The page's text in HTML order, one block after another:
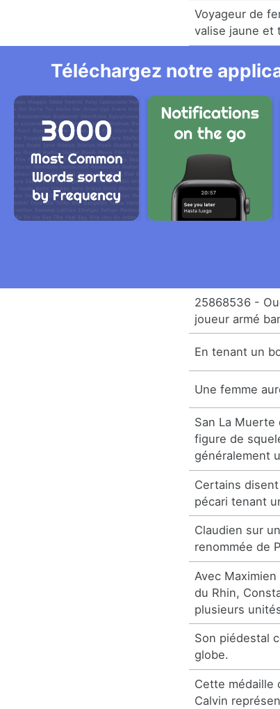
Voyageur de
valise jaune et
Téléchargez notre
25868536 -
joueur armé
En tenant un
Une femme
San La
figure de
généralement
Certains
pécari tenant
Claudien sur
renommée de
Avec
du Rhin,
plusieurs
Son piédestal
globe.
Cette médaille
Calvin